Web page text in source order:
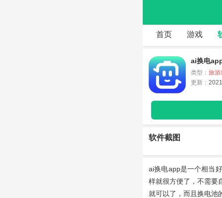
首页 游戏
ai换电
类型： 旅游
更新：
软件截图
ai换电app是一个相当
样就很方便了，不需要
就可以了，而且换电池